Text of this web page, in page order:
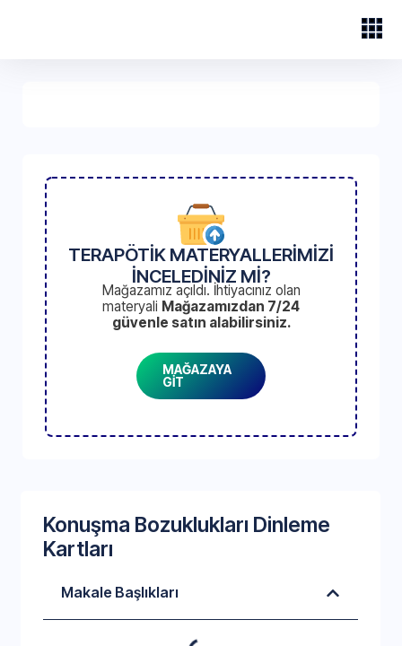
TERAPÖTİK MATERYALLERİMİZİ
İNCELEDİNİZ Mİ?
Mağazamız açıldı. İhtiyacınız olan
materyali Mağazamızdan 7/24
güvenle satın alabilirsiniz.
MAĞAZAYA
GİT
Konuşma Bozuklukları Dinleme
Kartları
Makale Başlıkları